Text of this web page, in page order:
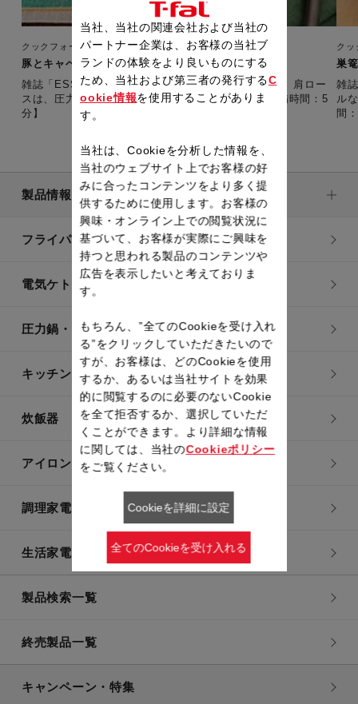
クックフォーミー 3L（210レシピ内蔵）
豚とキャベツのマスタード煮（1週間レシピ・秋）
雑誌「ESSE」とコラボした1週間・秋の金曜レシピ。 肩ロー
スは、圧力調理でふっくら柔らかくなります。 【準備時間：5
分】
クッ
巣
雑
ル
間
製品情報
フライパン・鍋
電気ケトル
圧力鍋・電気圧力鍋
キッチン用品
炊飯器
アイロン・衣類スチーマー
調理家電
生活家電
製品検索一覧
終売製品一覧
キャンペーン・特集
当社、当社の関連会社および当社の
パートナー企業は、お客様の当社ブ
ランドの体験をより良いものにする
ため、当社および第三者の発行するC
ookie情報を使用することがありま
す。
当社は、Cookieを分析した情報を、
当社のウェブサイト上でお客様の好
みに合ったコンテンツをより多く提
供するために使用します。お客様の
興味・オンライン上での閲覧状況に
基づいて、お客様が実際にご興味を
持つと思われる製品のコンテンツや
広告を表示したいと考えておりま
す。
もちろん、”全てのCookieを受け入れ
る”をクリックしていただきたいので
すが、お客様は、どのCookieを使用
するか、あるいは当社サイトを効果
的に閲覧するのに必要のないCookie
を全て拒否するか、選択していただ
くことができます。より詳細な情報
に関しては、当社のCookieポリシー
をご覧ください。
Cookieを詳細に設定
全てのCookieを受け入れる